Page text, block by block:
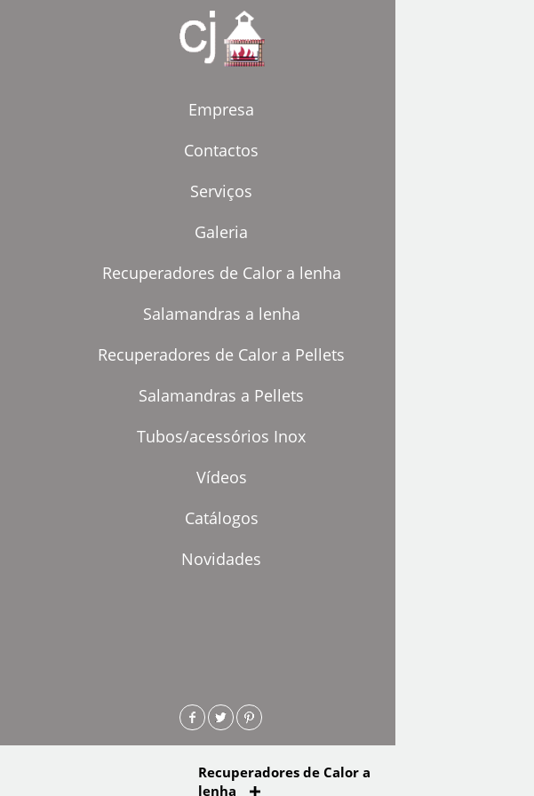
Empresa
Contactos
Serviços
Galeria
Recuperadores de Calor a lenha
Salamandras a lenha
Recuperadores de Calor a Pellets
Salamandras a Pellets
Tubos/acessórios Inox
Vídeos
Catálogos
Novidades
Recuperadores de Calor a
lenha